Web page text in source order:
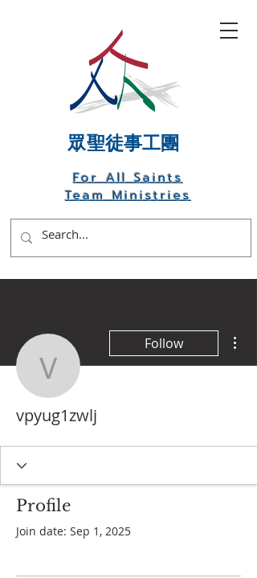
For All Saints
Team Ministries
​眾聖徒事工團
vpyug1zwlj
Follow
vpyug1zwlj
Profile
Join date: Sep 1, 2025